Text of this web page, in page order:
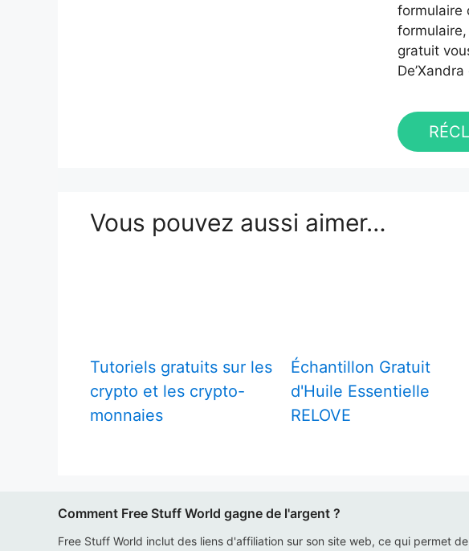
formulaire
gratuit
Vous pouvez aussi aimer…
Tutoriels gratuits sur les
crypto et les crypto-
monnaies
Échantillon Gratuit
d'Huile Essentielle
RELOVE
Comment Free Stuff World gagne de l'argent ?
Free Stuff World inclut des liens d'affiliation sur son site web, ce qui permet